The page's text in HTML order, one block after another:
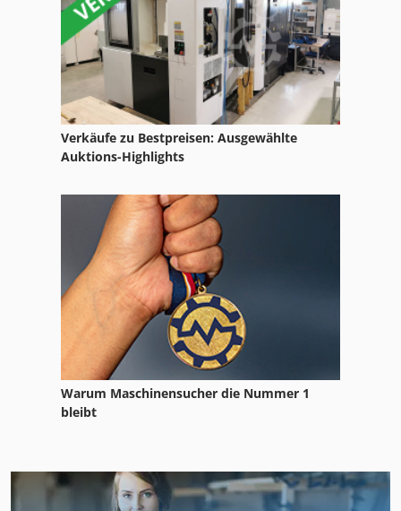
Verkäufe zu Bestpreisen: Ausgewählte
Auktions-Highlights
Warum Maschinensucher die Nummer 1
bleibt